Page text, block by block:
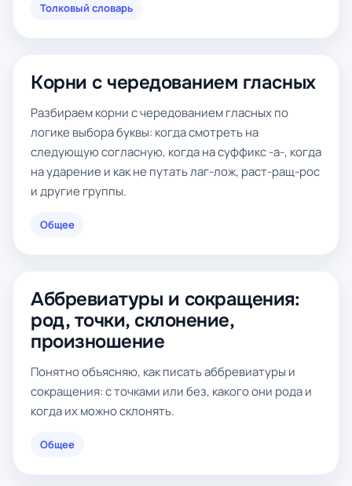
Толковый словарь
Корни с чередованием гласных
Разбираем корни с чередованием гласных по
логике выбора буквы: когда смотреть на
следующую согласную, когда на суффикс -а-, когда
на ударение и как не путать лаг-лож, раст-ращ-рос
и другие группы.
Общее
Аббревиатуры и сокращения:
род, точки, склонение,
произношение
Понятно объясняю, как писать аббревиатуры и
сокращения: с точками или без, какого они рода и
когда их можно склонять.
Общее